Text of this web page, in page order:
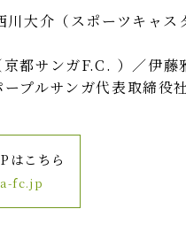
川大介（スポーツキャス
都サンガF.C. ）／伊藤
プルサンガ代表取締役社
はこちら
fc.jp